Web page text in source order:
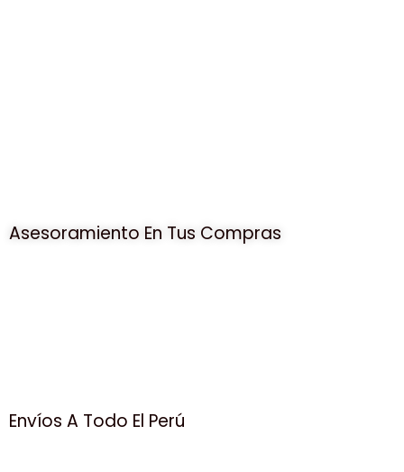
Asesoramiento En Tus Compras
Envíos A Todo El Perú